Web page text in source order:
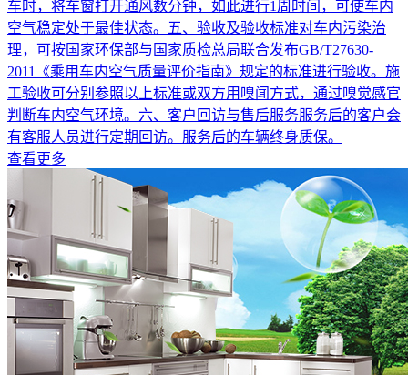
车时，将车窗打开通风数分钟，如此进行1周时间，可使车内
空气稳定处于最佳状态。五、验收及验收标准对车内污染治
理，可按国家环保部与国家质检总局联合发布GB/T27630-
2011《乘用车内空气质量评价指南》规定的标准进行验收。施
工验收可分别参照以上标准或双方用嗅闻方式，通过嗅觉感官
判断车内空气环境。六、客户回访与售后服务服务后的客户会
有客服人员进行定期回访。服务后的车辆终身质保。
查看更多